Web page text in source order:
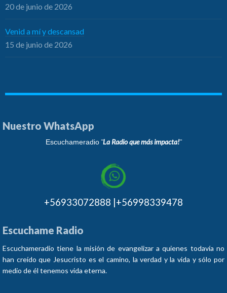
20 de junio de 2026
Venid a mí y descansad
15 de junio de 2026
Nuestro WhatsApp
Escuchameradio¨La Radio que más impacta!¨
+56933072888 |+56998339478
Escuchame Radio
Escuchameradio tiene la misión de evangelizar a quienes todavía no
han creído que Jesucristo es el camino, la verdad y la vida y sólo por
medio de él tenemos vida eterna.